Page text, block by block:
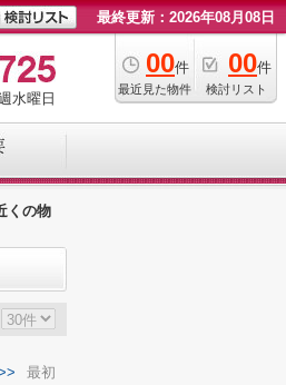
最終更新：2026年08月08日
00件
最近見た物件
00件
検討リスト
水曜日
くの物
最初